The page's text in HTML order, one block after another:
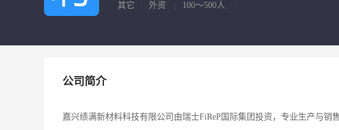
其它 外资 100～500人
公司简介
嘉兴绩满新材料科技有限公司由瑞士FiReP国际集团投资，专业生产与